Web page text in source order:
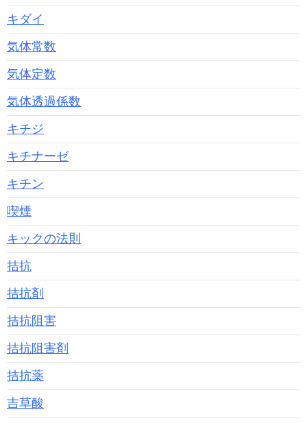
キダイ
気体常数
気体定数
気体透過係数
キチジ
キチナーゼ
キチン
喫煙
キックの法則
拮抗
拮抗剤
拮抗阻害
拮抗阻害剤
拮抗薬
吉草酸